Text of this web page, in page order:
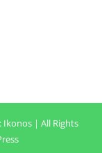
Ikonos| All Rights